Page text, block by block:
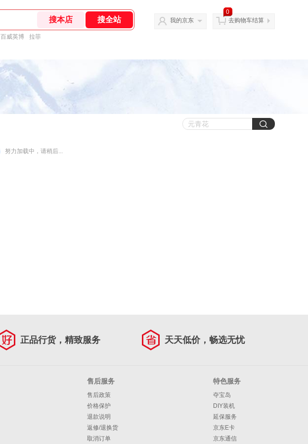
百威英博 拉菲
我的京东
0
去购物车结算
努力加载中，请稍后...
正品行货，精致服务 天天低价，畅选无忧
售后服务
售后政策
价格保护
退款说明
返修/退换货
取消订单
特色服务
夺宝岛
DIY装机
延保服务
京东E卡
京东通信